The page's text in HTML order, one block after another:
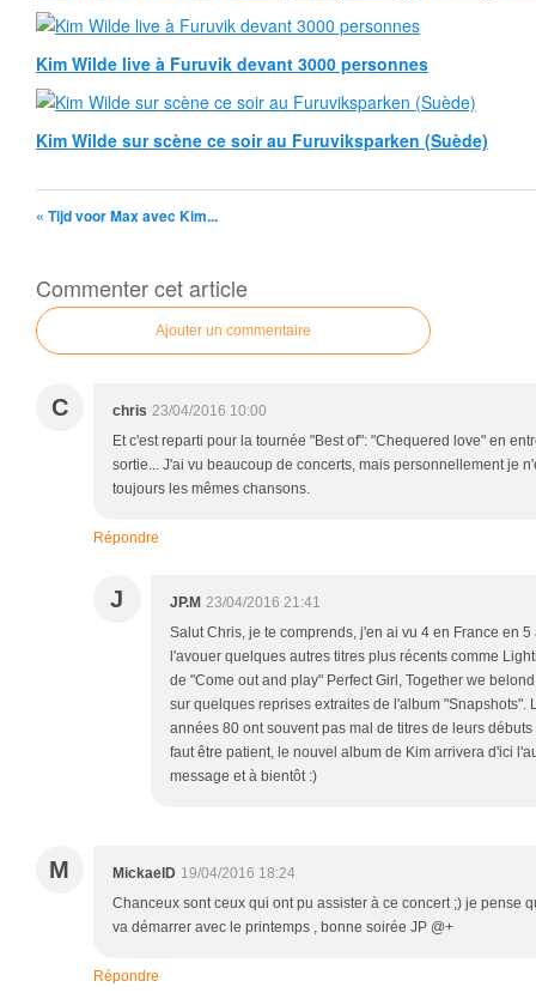
Kim Wilde live à Furuvik devant 3000 personnes
Kim Wilde sur scène ce soir au Furuviksparken (Suède)
« Tijd voor Max avec Kim...
Commenter cet article
Ajouter un commentaire
C chris 23/04/2016 10:00
Et c'est reparti pour la tournée "Best of": "Chequered love" en
sortie... J'ai vu beaucoup de concerts, mais personnellement je
toujours les mêmes chansons.
Répondre
J JP.M 23/04/2016 21:41
Salut Chris, je te comprends, j'en ai vu 4 en France en
l'avouer quelques autres titres plus récents comme
de "Come out and play" Perfect Girl, Together we
sur quelques reprises extraites de l'album "Snapshots".
années 80 ont souvent pas mal de titres de leurs
faut être patient, le nouvel album de Kim arrivera d'ici
message et à bientôt :)
M MickaelD 19/04/2016 18:24
Chanceux sont ceux qui ont pu assister à ce concert ;) je pense
va démarrer avec le printemps , bonne soirée JP @+
Répondre